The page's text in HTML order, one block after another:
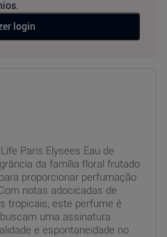
login
Paris Elysees Eau de
da família floral frutado
proporcionar perfumação
notas adocicadas de
tropicais, este perfume é
uma assinatura
e espontaneidade no